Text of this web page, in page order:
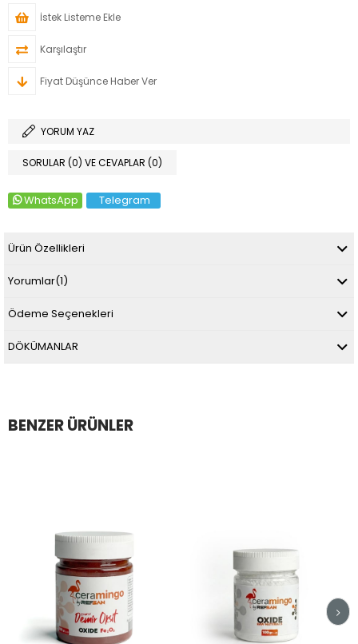
İstek Listeme Ekle
Karşılaştır
Fiyat Düşünce Haber Ver
YORUM YAZ
SORULAR (0) VE CEVAPLAR (0)
WhatsApp Telegram
Ürün Özellikleri
Yorumlar(1)
Ödeme Seçenekleri
DÖKÜMANLAR
BENZER ÜRÜNLER